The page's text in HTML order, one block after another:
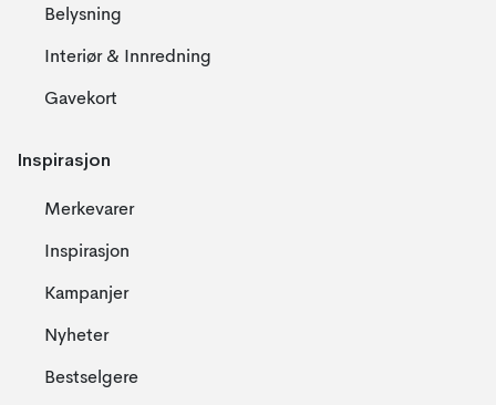
Belysning
Interiør & Innredning
Gavekort
Inspirasjon
Merkevarer
Inspirasjon
Kampanjer
Nyheter
Bestselgere